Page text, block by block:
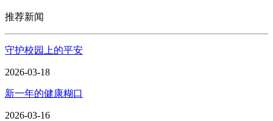
推荐新闻
守护校园上的平安
2026-03-18
新一年的健康糊口
2026-03-16